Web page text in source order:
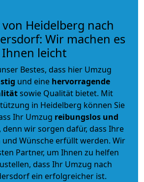
Heidelberg nach
Wir machen es
Ihnen leicht
Bestes, dass hier Umzug
und eine hervorragende
sowie Qualität bietet. Mit
in Heidelberg können Sie
Ihr Umzug reibungslos und
wir sorgen dafür, dass Ihre
Wünsche erfüllt werden. Wir
Partner, um Ihnen zu helfen
dass Ihr Umzug nach
ein erfolgreicher ist.